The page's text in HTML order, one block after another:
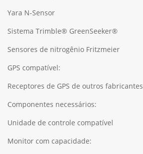
Yara N-Sensor
Sistema Trimble® GreenSeeker®
Sensores de nitrogênio Fritzmeier
GPS compatível:
Receptores de GPS de outros fabricantes
Componentes necessários:
Unidade de controle compatível
Monitor com capacidade: